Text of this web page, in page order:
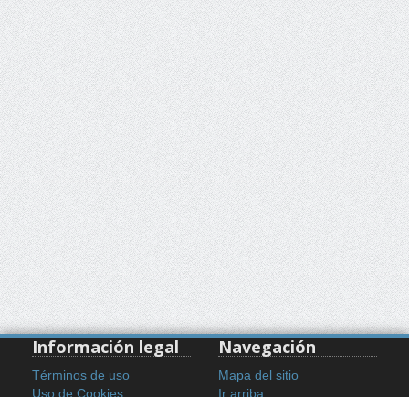
Información legal
Términos de uso
Uso de Cookies
Navegación
Mapa del sitio
Ir arriba